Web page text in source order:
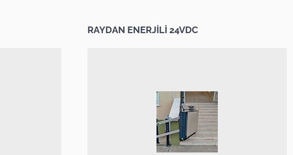
RAYDAN ENERJİLİ 24VDC